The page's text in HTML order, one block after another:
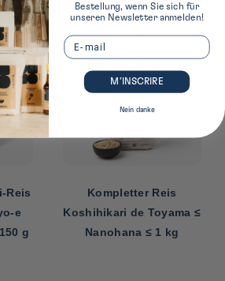
Reis
e
g
Kompletter Reis
Koshihikari de Toyama ≤
Nanohana ≤ 1 kg
Bestellung, wenn Sie sich für
unseren Newsletter anmelden!
Email
M’INSCRIRE
Nein danke